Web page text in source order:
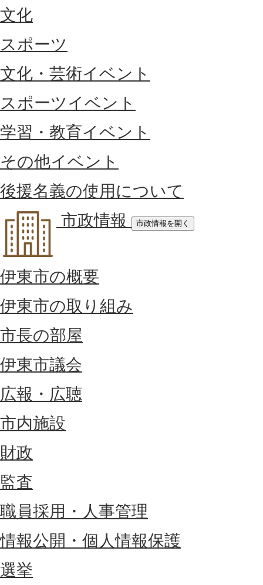
文化
スポーツ
文化・芸術イベント
スポーツイベント
学習・教育イベント
その他イベント
後援名義の使用について
市政情報
市政情報を開く
伊東市の概要
伊東市の取り組み
市長の部屋
伊東市議会
広報・広聴
市内施設
財政
監査
職員採用・人事管理
情報公開・個人情報保護
選挙